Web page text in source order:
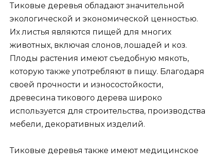
Тиковые деревья обладают значительной
экологической и экономической ценностью.
Их листья являются пищей для многих
животных, включая слонов, лошадей и коз.
Плоды растения имеют съедобную мякоть,
которую также употребляют в пищу. Благодаря
своей прочности и износостойкости,
древесина тикового дерева широко
используется для строительства, производства
мебели, декоративных изделий.
Тиковые деревья также имеют медицинское